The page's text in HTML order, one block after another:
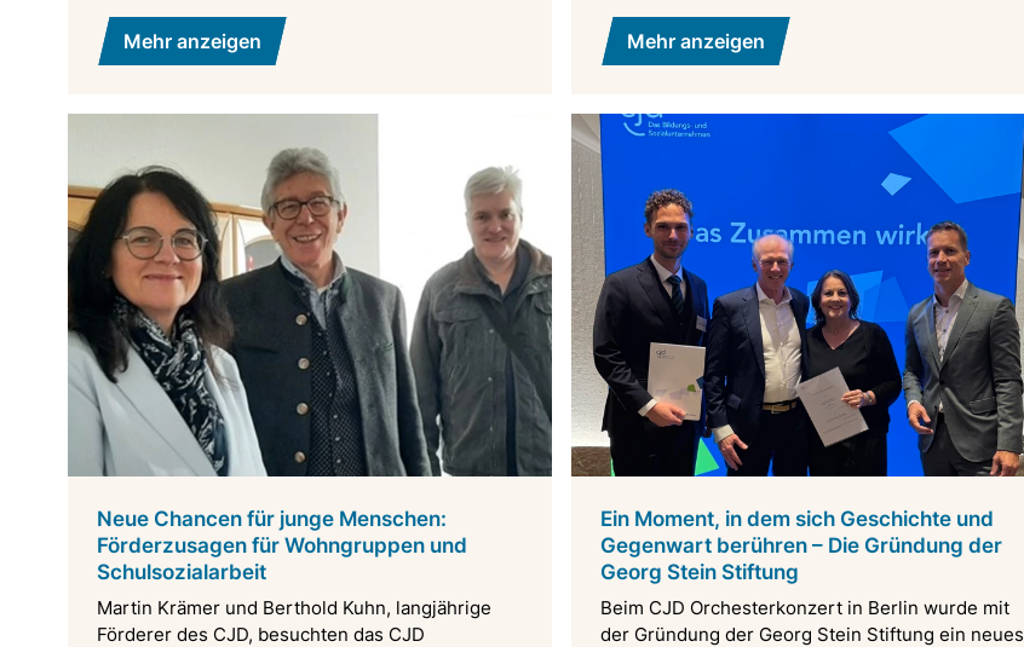
Mehr anzeigen Mehr anzeigen
Neue Chancen für junge Menschen:
Förderzusagen für Wohngruppen und
Schulsozialarbeit
Martin Krämer und Berthold Kuhn, langjährige
Förderer des CJD, besuchten das CJD
Ein Moment, in dem sich Geschichte und
Gegenwart berühren – Die Gründung der
Georg Stein Stiftung
Beim CJD Orchesterkonzert in Berlin wurde mit
der Gründung der Georg Stein Stiftung ein neues